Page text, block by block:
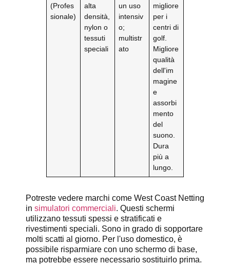
(Profes
sionale)
alta
densità,
nylon o
tessuti
speciali
un uso
intensiv
o;
multistr
ato
migliore
per i
centri di
golf.
Migliore
qualità
dell'im
magine
e
assorbi
mento
del
suono.
Dura
più a
lungo.
Potreste vedere marchi come West Coast Netting
in simulatori commerciali. Questi schermi
utilizzano tessuti spessi e stratificati e
rivestimenti speciali. Sono in grado di sopportare
molti scatti al giorno. Per l'uso domestico, è
possibile risparmiare con uno schermo di base,
ma potrebbe essere necessario sostituirlo prima.